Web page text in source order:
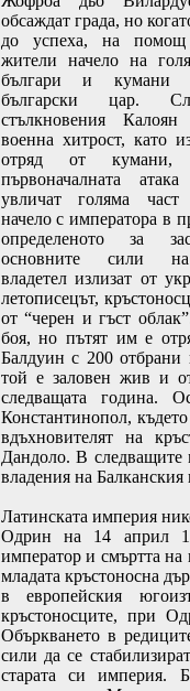
обсаждат града, но
до успеха, на помощ
жители начело на
българи и кумани
български цар.
стълкновения
военна хитрост, като
отряд от кумани,
първоначалната
увличат голяма
начело с императора в
определеното за
основните сили на
владетел излизат от
летописецът,
от “черен и гъст
боя, но пътят им е
Балдуин с 200 отбрани
той е заловен жив и
следващата година.
Константинопол,
вдъхновителят на
Дандоло. В следващите
владения на Балканския
Латинската империя
Одрин на 14 април
император и смъртта
младата кръстоносна
в европейския
кръстоносците, при
Объркването в
сили да се
старата си империя.